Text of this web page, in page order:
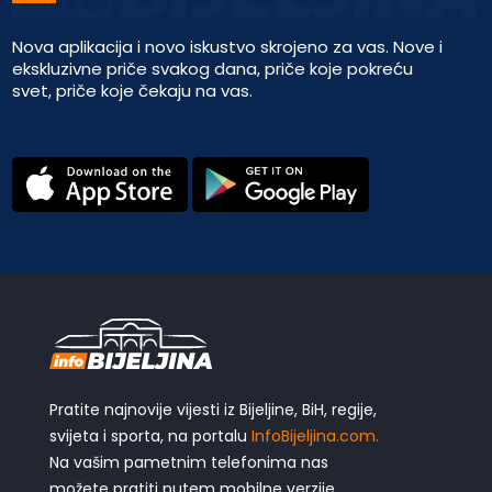
Nova aplikacija i novo iskustvo skrojeno za vas. Nove i
ekskluzivne priče svakog dana, priče koje pokreću
svet, priče koje čekaju na vas.
Pratite najnovije vijesti iz Bijeljine, BiH, regije,
svijeta i sporta, na portalu InfoBijeljina.com.
Na vašim pametnim telefonima nas